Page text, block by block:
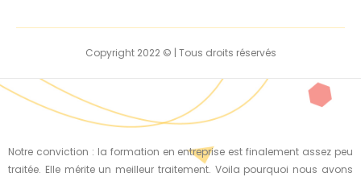
Copyright 2022 © | Tous droits réservés
Notre conviction : la formation en entreprise est finalement assez peu
traitée. Elle mérite un meilleur traitement. Voila pourquoi nous avons